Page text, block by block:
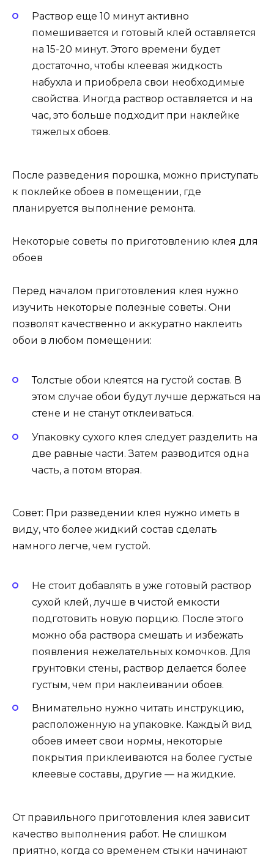
Раствор еще 10 минут активно
помешивается и готовый клей оставляется
на 15-20 минут. Этого времени будет
достаточно, чтобы клеевая жидкость
набухла и приобрела свои необходимые
свойства. Иногда раствор оставляется и на
час, это больше подходит при наклейке
тяжелых обоев.
После разведения порошка, можно приступать
к поклейке обоев в помещении, где
планируется выполнение ремонта.
Некоторые советы по приготовлению клея для
обоев
Перед началом приготовления клея нужно
изучить некоторые полезные советы. Они
позволят качественно и аккуратно наклеить
обои в любом помещении:
Толстые обои клеятся на густой состав. В
этом случае обои будут лучше держаться на
стене и не станут отклеиваться.
Упаковку сухого клея следует разделить на
две равные части. Затем разводится одна
часть, а потом вторая.
Совет: При разведении клея нужно иметь в
виду, что более жидкий состав сделать
намного легче, чем густой.
Не стоит добавлять в уже готовый раствор
сухой клей, лучше в чистой емкости
подготовить новую порцию. После этого
можно оба раствора смешать и избежать
появления нежелательных комочков. Для
грунтовки стены, раствор делается более
густым, чем при наклеивании обоев.
Внимательно нужно читать инструкцию,
расположенную на упаковке. Каждый вид
обоев имеет свои нормы, некоторые
покрытия приклеиваются на более густые
клеевые составы, другие — на жидкие.
От правильного приготовления клея зависит
качество выполнения работ. Не слишком
приятно, когда со временем стыки начинают